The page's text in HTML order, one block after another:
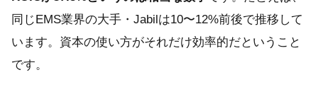
同じEMS業界の大手・Jabilは10〜12%前後で推移して
います。資本の使い方がそれだけ効率的だということ
です。